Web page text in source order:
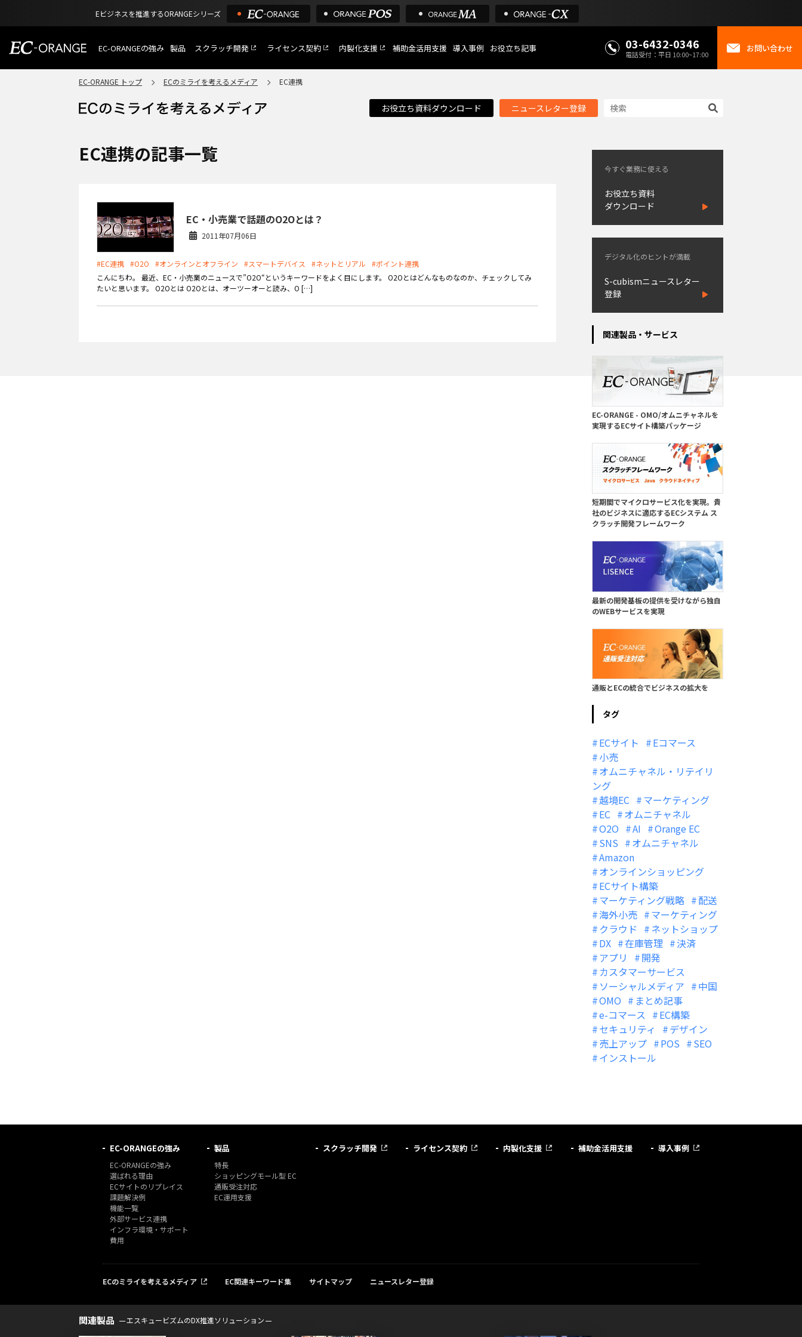
Eビジネスを推進するORANGEシリーズ
EC-ORANGEの強み
選ばれる理由
ECサイトのリプレイス
機能一覧
外部サービス連携
インフラ環境・サポート
製品
特長
ショッピングモール型 EC
通販受注対応
ECと通販の連動を可能に
スクラッチ開発 ライセンス契約 内製化支援 補助金活用支援 導入事例 お役立ち記事 03-6432-0346
電話受付：平日 10:00~17:00
お問い合わせ
EC-ORANGE トップ ECのミライを考えるメディア EC連携
お役立ち資料ダウンロード ニュースレター登録
EC連携の記事一覧
EC・小売業で話題のO2Oとは？
2011年07月06日
#EC連携 #O2O #オンラインとオフライン #スマートデバイス #ネットとリアル
#ポイント連携
こんにちわ。 最近、EC・小売業のニュースで”O2O“というキーワードをよく目にします。 O2Oとはどんなものなのか、チェックしてみ
たいと思います。 O2Oとは O2Oとは、オーツーオーと読み、O […]
今すぐ業務に使える
お役立ち資料
ダウンロード
デジタル化のヒントが満載
S-cubismニュースレター
登録
関連製品・サービス
EC-ORANGE - OMO/オムニチャネルを
実現するECサイト構築パッケージ
短期間でマイクロサービス化を実現。貴
社のビジネスに適応するECシステム ス
クラッチ開発フレームワーク
最新の開発基板の提供を受けながら独自
のWEBサービスを実現
通販とECの統合でビジネスの拡大を
タグ
ECサイト
Eコマース
小売
オムニチャネル・リテイリ
ング
越境EC
マーケティング
EC
オムニチャネル
O2O
AI
Orange EC
SNS
オムニチャネル
Amazon
オンラインショッピング
ECサイト構築
マーケティング戦略
配送
海外小売
マーケティング
クラウド
ネットショップ
DX
在庫管理
決済
アプリ
開発
カスタマーサービス
ソーシャルメディア
中国
OMO
まとめ記事
e-コマース
EC構築
セキュリティ
デザイン
売上アップ
POS
SEO
インストール
EC-ORANGEの強み
EC-ORANGEの強み
選ばれる理由
ECサイトのリプレイス
課題解決例
機能一覧
外部サービス連携
インフラ環境・サポート
費用
製品
特長
ショッピングモール型 EC
通販受注対応
EC運用支援
スクラッチ開発 ライセンス契約 内製化支援 補助金活用支援 導入事例
ECのミライを考えるメディア EC関連キーワード集 サイトマップ ニュースレター登録
関連製品 エスキュービズムのDX推進ソリューション